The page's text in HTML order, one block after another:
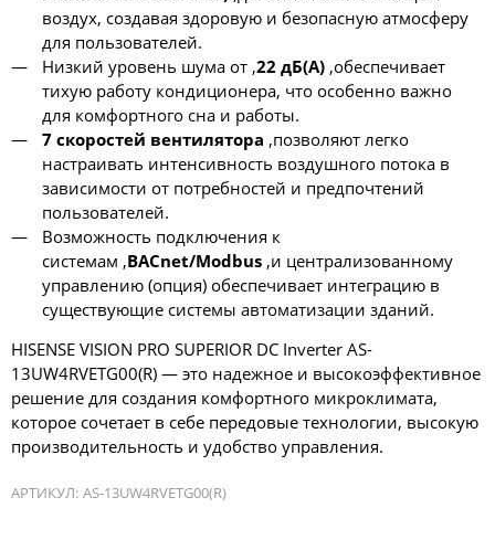
воздух, создавая здоровую и безопасную атмосферу
для пользователей.
Низкий уровень шума от ,22 дБ(А),обеспечивает
тихую работу кондиционера, что особенно важно
для комфортного сна и работы.
7 скоростей вентилятора ,позволяют легко
настраивать интенсивность воздушного потока в
зависимости от потребностей и предпочтений
пользователей.
Возможность подключения к
системам ,BACnet/Modbus,и централизованному
управлению (опция) обеспечивает интеграцию в
существующие системы автоматизации зданий.
HISENSE VISION PRO SUPERIOR DC Inverter AS-
13UW4RVETG00(R) — это надежное и высокоэффективное
решение для создания комфортного микроклимата,
которое сочетает в себе передовые технологии, высокую
производительность и удобство управления.
АРТИКУЛ: AS-13UW4RVETG00(R)